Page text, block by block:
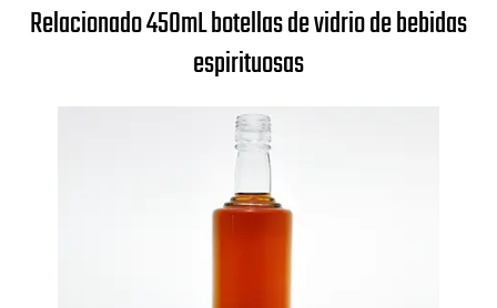
Relacionado 450mL botellas de vidrio de bebidas
espirituosas